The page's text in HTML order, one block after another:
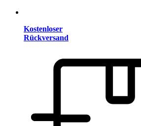
Kostenloser
Rückversand